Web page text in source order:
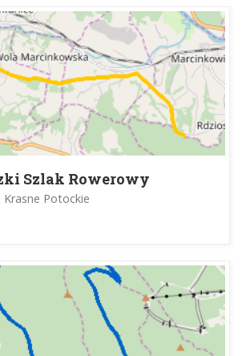
Szlak Rowerowy
Krasne Potockie